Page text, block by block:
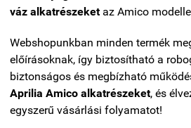
váz alkatrészeketaz Amico
Webshopunkban minden termék
előírásoknak, így biztosítható a
biztonságos és megbízható
Aprilia Amico alkatrészeket, és
egyszerű vásárlási folyamatot!